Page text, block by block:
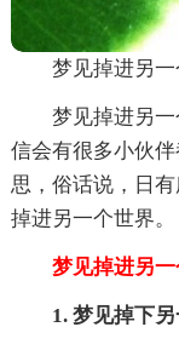
梦见掉进另
梦见掉进另
信会有很多小伙
思，俗话说，日
掉进另一个世界。
梦见掉进另一
1. 梦见掉下